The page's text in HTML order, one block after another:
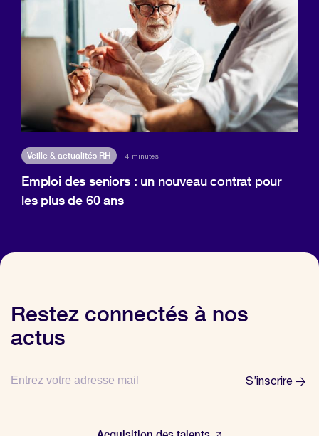
Veille & actualités RH 4 minutes
Emploi des seniors : un nouveau contrat pour
les plus de 60 ans
Restez connectés à nos
actus
S’inscrire